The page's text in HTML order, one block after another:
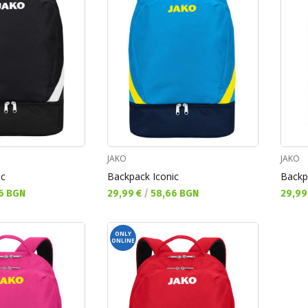
BGN
JAKO
Backpack Iconic
Текуща цена:
29,99 € / 58,66 BGN
JAKO
ONLY
ONLINE